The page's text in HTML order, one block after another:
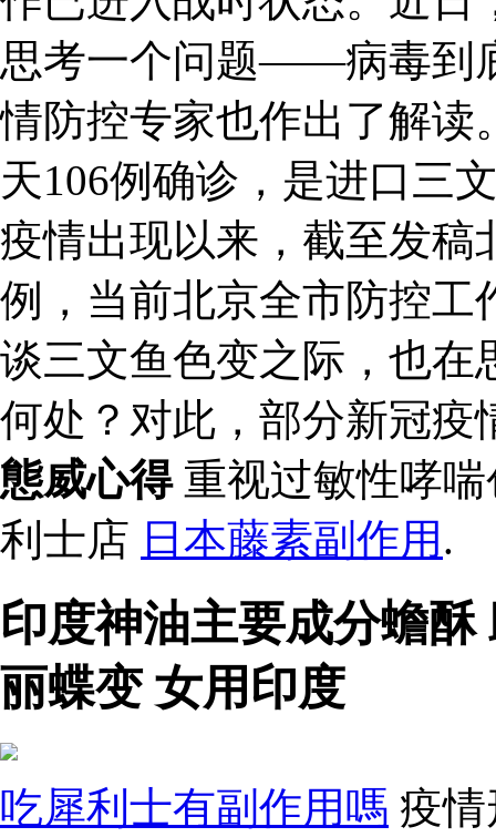
思考一个问题——病毒到
情防控专家也作出了解读
天106例确诊，是进口三
疫情出现以来，截至发稿
例，当前北京全市防控工
谈三文鱼色变之际，也
何处？对此，部分新冠
態威心得重视过敏性哮喘
利士店 日本藤素副作用 .
印度神油主要成分蟾
丽蝶变 女用印度
吃犀利士有副作用嗎 疫